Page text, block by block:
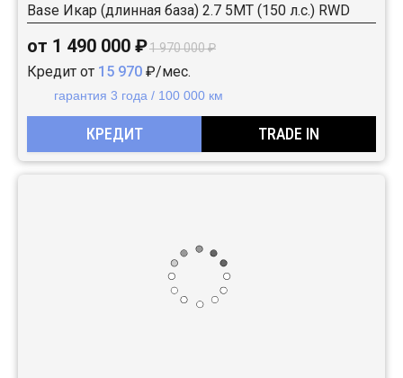
Base Икар (длинная база) 2.7 5MT (150 л.с.) RWD
от 1 490 000 ₽1 970 000 ₽
Кредит от 15 970 ₽/мес.
гарантия 3 года / 100 000 км
КРЕДИТ TRADE IN